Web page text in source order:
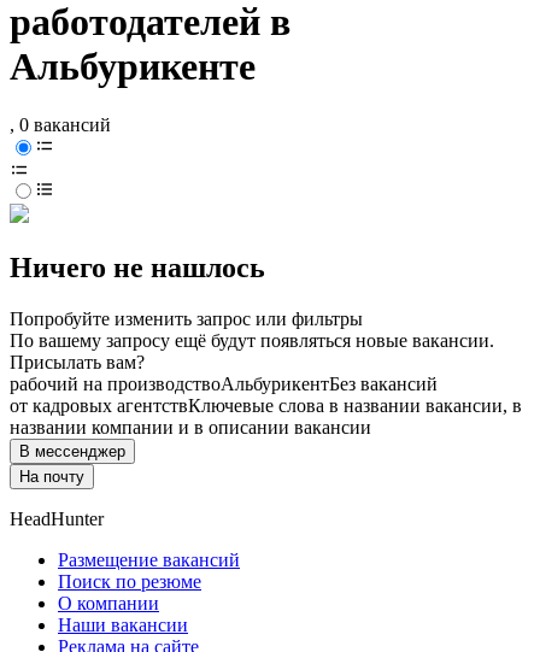
работодателей в
Альбурикенте
, 0 вакансий
Ничего не нашлось
Попробуйте изменить запрос или фильтры
По вашему запросу ещё будут появляться новые вакансии.
Присылать вам?
рабочий на производствоАльбурикентБез вакансий
от кадровых агентствКлючевые слова в названии вакансии, в
названии компании и в описании вакансии
В мессенджер
На почту
HeadHunter
Размещение вакансий
Поиск по резюме
О компании
Наши вакансии
Реклама на сайте